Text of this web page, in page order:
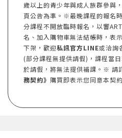
歲以上的青少年與成人族群參與
頁公告為準。※最晚課程的報名
分課程不開放臨時報名，以響
名、加入購物車無法結帳時，表
下架，歡迎私訊官方LINE或洽詢
(部分課程無提供請假)，課程當
於請假，將無法提供補課。※ 請
務契約》 購買即表示您同意本契